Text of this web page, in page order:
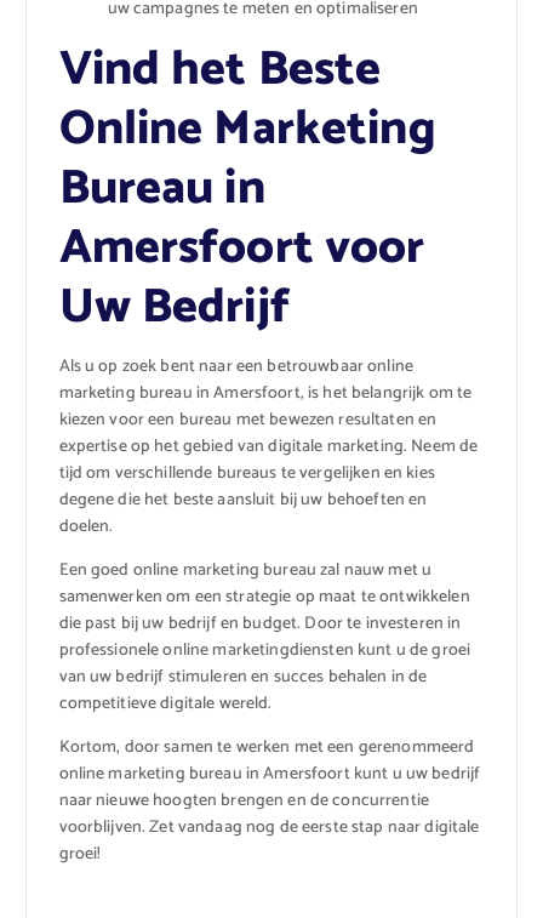
uw campagnes te meten en optimaliseren
Vind het Beste
Online Marketing
Bureau in
Amersfoort voor
Uw Bedrijf
Als u op zoek bent naar een betrouwbaar online
marketing bureau in Amersfoort, is het belangrijk om te
kiezen voor een bureau met bewezen resultaten en
expertise op het gebied van digitale marketing. Neem de
tijd om verschillende bureaus te vergelijken en kies
degene die het beste aansluit bij uw behoeften en
doelen.
Een goed online marketing bureau zal nauw met u
samenwerken om een strategie op maat te ontwikkelen
die past bij uw bedrijf en budget. Door te investeren in
professionele online marketingdiensten kunt u de groei
van uw bedrijf stimuleren en succes behalen in de
competitieve digitale wereld.
Kortom, door samen te werken met een gerenommeerd
online marketing bureau in Amersfoort kunt u uw bedrijf
naar nieuwe hoogten brengen en de concurrentie
voorblijven. Zet vandaag nog de eerste stap naar digitale
groei!